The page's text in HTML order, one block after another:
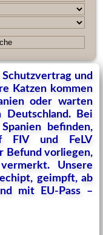
und
Katzen kommen
oder warten
Bei
befinden,
FIV und FeLV
Befund vorliegen,
Unsere
geimpft, ab
mit EU-Pass –